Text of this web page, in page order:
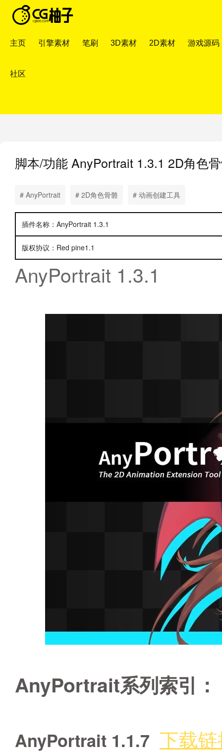
主页 引擎素材 笔刷 3D素材 2D素材 游戏源码
社区
脚本/功能 AnyPortrait 1.3.1 2D角色
# AnyPortrait # 2D角色骨骼 # 动画创建工具
插件名称：AnyPortrait 1.3.1
版权协议：Red pine1.1
AnyPortrait 1.3.1
AnyPortrait系列索引：
AnyPortrait 1.1.7 下载